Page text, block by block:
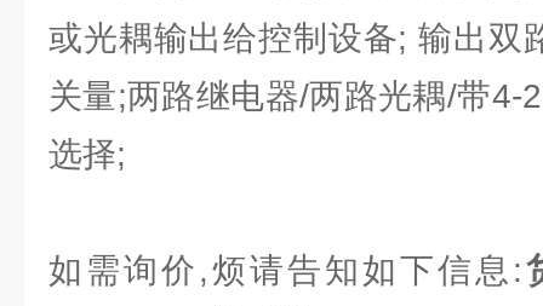
或光耦输出给控制设备; 输出双
关量;两路继电器/两路光耦/带4-
选择;
如需询价,烦请告知如下信息: